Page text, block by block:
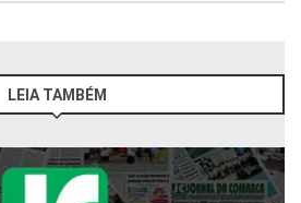
LEIA TAMBÉM